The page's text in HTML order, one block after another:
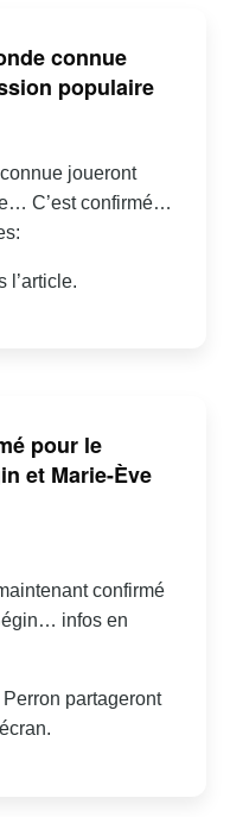
connue
populaire
joueront
C’est confirmé…
l’article.
pour le
et Marie-Ève
confirmé
infos en
partageront